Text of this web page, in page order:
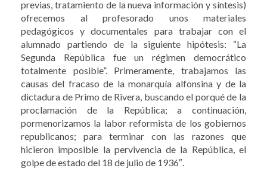
previas, tratamiento de la nueva información y síntesis)
ofrecemos al profesorado unos materiales
pedagógicos y documentales para trabajar con el
alumnado partiendo de la siguiente hipótesis: “La
Segunda República fue un régimen democrático
totalmente posible”. Primeramente, trabajamos las
causas del fracaso de la monarquía alfonsina y de la
dictadura de Primo de Rivera, buscando el porqué de la
proclamación de la República; a continuación,
pormenorizamos la labor reformista de los gobiernos
republicanos; para terminar con las razones que
hicieron imposible la pervivencia de la República, el
golpe de estado del 18 de julio de 1936″.